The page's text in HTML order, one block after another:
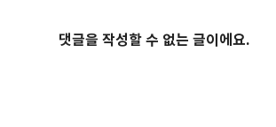
댓글을 작성할 수 없는 글이에요.